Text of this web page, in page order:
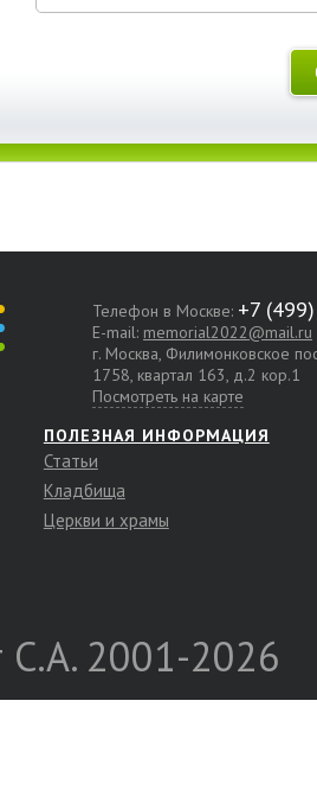
Телефон в Москве:
E-mail: memorial2022@mail.ru
г. Москва, Филимонковское
1758, квартал 163, д.2 кор.1
Посмотреть на карте
ПОЛЕЗНАЯ ИНФОРМАЦИЯ
Статьи
Кладбища
Церкви и храмы
2001-2026